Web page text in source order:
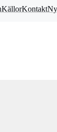
KällorKontakt